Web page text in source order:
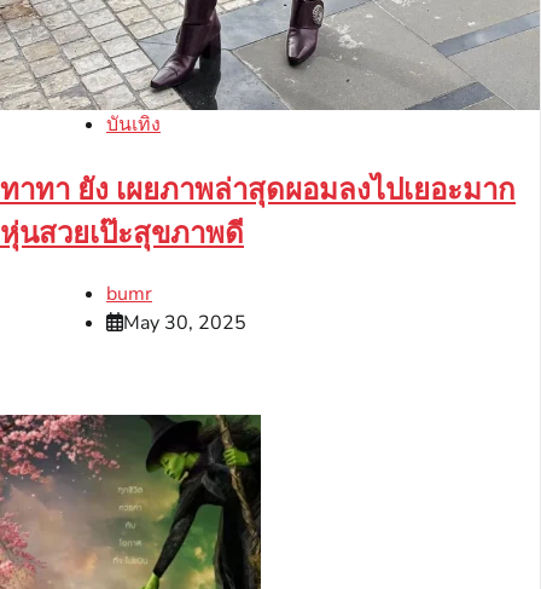
บันเทิง
ทาทา ยัง เผยภาพล่าสุดผอมลงไปเยอะมาก
หุ่นสวยเป๊ะสุขภาพดี
bumr
May 30, 2025